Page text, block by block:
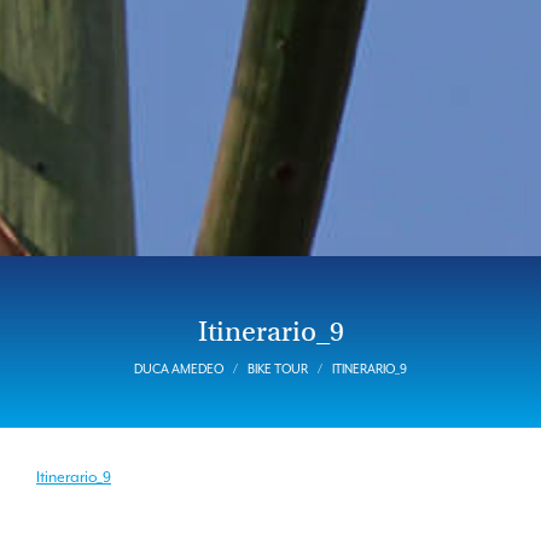
Itinerario_9
DUCA AMEDEO BIKE TOUR ITINERARIO_9
Itinerario_9